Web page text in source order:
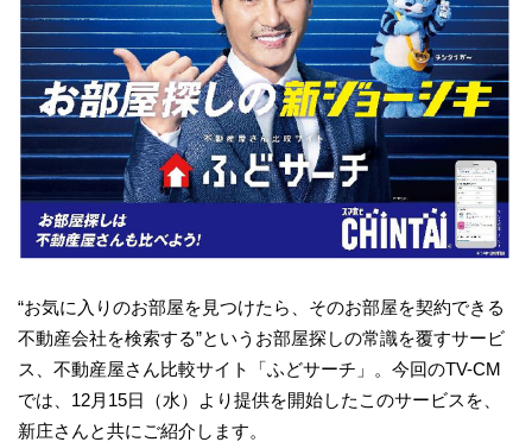
“お気に入りのお部屋を見つけたら、そのお部屋を契約できる
不動産会社を検索する”というお部屋探しの常識を覆すサービ
ス、不動産屋さん比較サイト「ふどサーチ」。今回のTV-CM
では、12月15日（水）より提供を開始したこのサービスを、
新庄さんと共にご紹介します。